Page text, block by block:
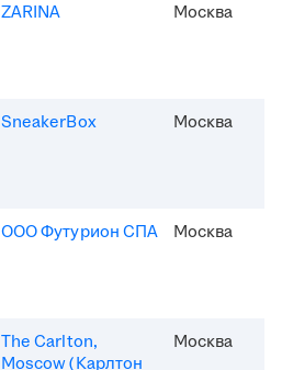
ZARINA Москва
SneakerBox Москва
ООО Футурион СПА Москва
The Carlton,
Moscow (Карлтон
Москва